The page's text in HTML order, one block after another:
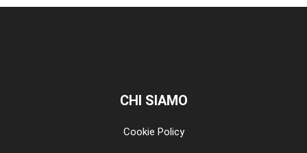
CHI SIAMO
Cookie Policy